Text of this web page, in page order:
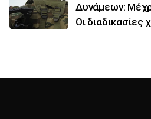
Δυνάμεων:
Οι διαδικασίες